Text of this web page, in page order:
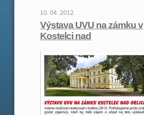
10. 04. 2012
Výstava UVU na zámku v
Kostelci nad